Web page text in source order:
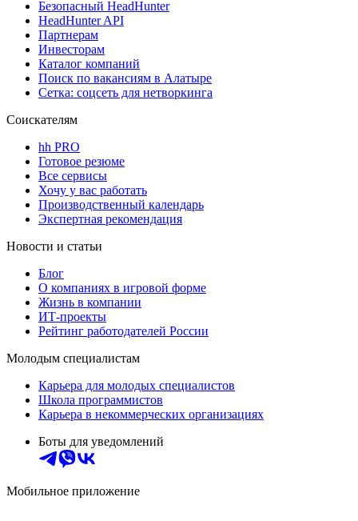
Безопасный HeadHunter
HeadHunter API
Партнерам
Инвесторам
Каталог компаний
Поиск по вакансиям в Алатыре
Сетка: соцсеть для нетворкинга
Соискателям
hh PRO
Готовое резюме
Все сервисы
Хочу у вас работать
Производственный календарь
Экспертная рекомендация
Новости и статьи
Блог
О компаниях в игровой форме
Жизнь в компании
ИТ-проекты
Рейтинг работодателей России
Молодым специалистам
Карьера для молодых специалистов
Школа программистов
Карьера в некоммерческих организациях
Боты для уведомлений
Мобильное приложение